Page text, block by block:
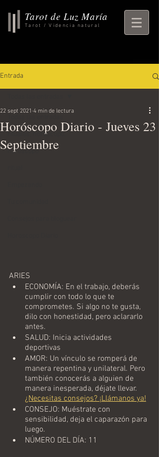
Tarot de Luz María
Tarot / Videncia natural
Entrada
rituales, horoscopo,
horoscopo
Horóscopo Diario - Jueves 23
Septiembre
22 sept 2021 4 min de lectura
ARIES
ECONOMÍA: En el trabajo, deberás
cumplir con todo lo que te
comprometes. Si algo no te gusta,
dilo con honestidad, pero aclararlo
antes.
SALUD: Inicia actividades
deportivas
AMOR: Un vínculo se romperá de
manera repentina y unilateral. Pero
también conocerás a alguien de
manera inesperada, déjate llevar.
¿Necesitas consejos? ¡Llámanos ya!
CONSEJO: Muéstrate con
sensibilidad, deja el caparazón para
luego.
NÚMERO DEL DÍA: 11